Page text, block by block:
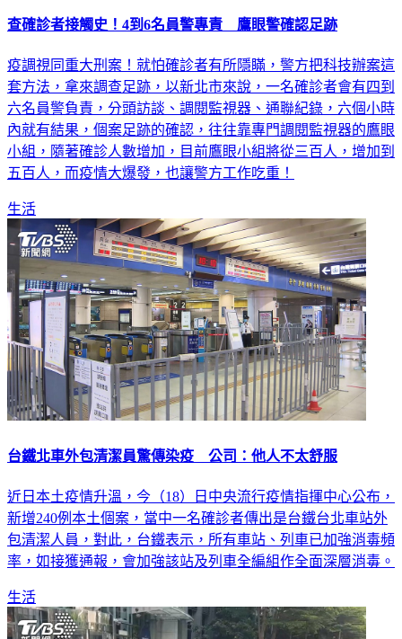
查確診者接觸史！4到6名員警專責 鷹眼警確認足跡
疫調視同重大刑案！就怕確診者有所隱瞞，警方把科技辦案這
套方法，拿來調查足跡，以新北市來說，一名確診者會有四到
六名員警負責，分頭訪談、調閱監視器、通聯紀錄，六個小時
內就有結果，個案足跡的確認，往往靠專門調閱監視器的鷹眼
小組，隨著確診人數增加，目前鷹眼小組將從三百人，增加到
五百人，而疫情大爆發，也讓警方工作吃重！
生活
台鐵北車外包清潔員驚傳染疫 公司：他人不太舒服
近日本土疫情升溫，今（18）日中央流行疫情指揮中心公布，
新增240例本土個案，當中一名確診者傳出是台鐵台北車站外
包清潔人員，對此，台鐵表示，所有車站、列車已加強消毒頻
率，如接獲通報，會加強該站及列車全編組作全面深層消毒。
生活